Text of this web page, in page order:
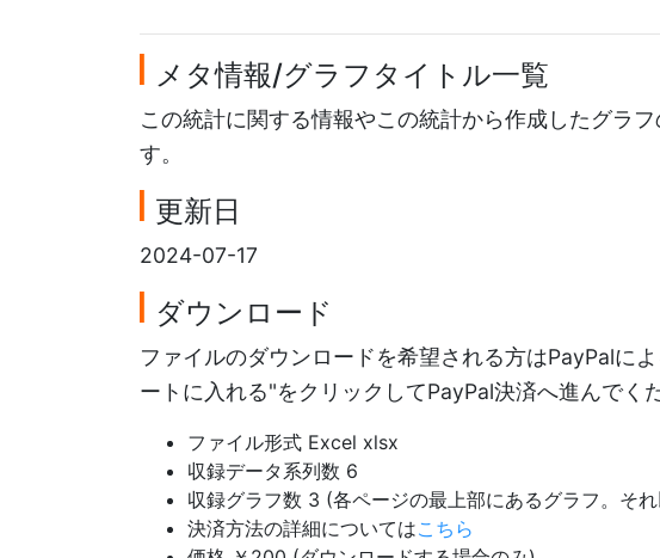
メタ情報/グラフタイトル一覧
この統計に関する情報やこの統計から作成したグラ
す。
更新日
2024-07-17
ダウンロード
ファイルのダウンロードを希望される方はPayPalに
ートに入れる"をクリックしてPayPal決済へ進んでく
ファイル形式 Excel xlsx
収録データ系列数 6
収録グラフ数 3 (各ページの最上部にあるグラフ。そ
決済方法の詳細についてはこちら